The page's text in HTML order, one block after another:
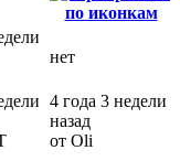
нет
4 года 3 недели
назад
от Oli